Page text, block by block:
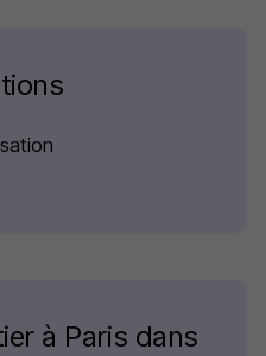
à Paris dans